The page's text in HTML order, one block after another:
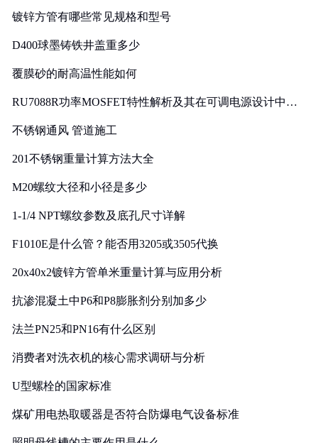
镀锌方管有哪些常见规格和型号
D400球墨铸铁井盖重多少
覆膜砂的耐高温性能如何
RU7088R功率MOSFET特性解析及其在可调电源设计中的
不锈钢通风 管道施工
201不锈钢重量计算方法大全
M20螺纹大径和小径是多少
1-1/4 NPT螺纹参数及底孔尺寸详解
F1010E是什么管？能否用3205或3505代换
20x40x2镀锌方管单米重量计算与应用分析
抗渗混凝土中P6和P8膨胀剂分别加多少
法兰PN25和PN16有什么区别
消费者对洗衣机的核心需求调研与分析
U型螺栓的国家标准
煤矿用电热取暖器是否符合防爆电气设备标准